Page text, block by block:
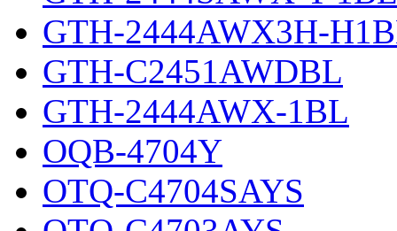
GTH-2444AWX3H-
GTH-C2451AWDBL
GTH-2444AWX-1BL
OQB-4704Y
OTQ-C4704SAYS